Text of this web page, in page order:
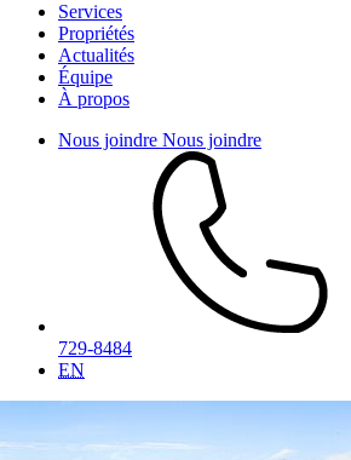
Services
Propriétés
Actualités
Équipe
À propos
Nous joindre Nous joindre
729-8484
EN